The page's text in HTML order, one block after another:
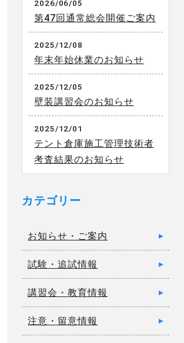
2026/06/05
第47回通常総会開催ご案内
2025/12/08
年末年始休業のお知らせ
2025/12/05
壁装講習会のお知らせ
2025/12/01
テント倉庫施工管理技術者
考査結果のお知らせ
カテゴリー
お知らせ・ご案内
試験・追試情報
講習会・教育情報
注意・留意情報